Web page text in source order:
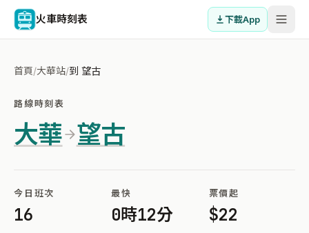
火車時刻表 下載App
首頁/大華站/到 望古
路線時刻表
大華 望古
今日班次
16
最快
0時12分
票價起
$22